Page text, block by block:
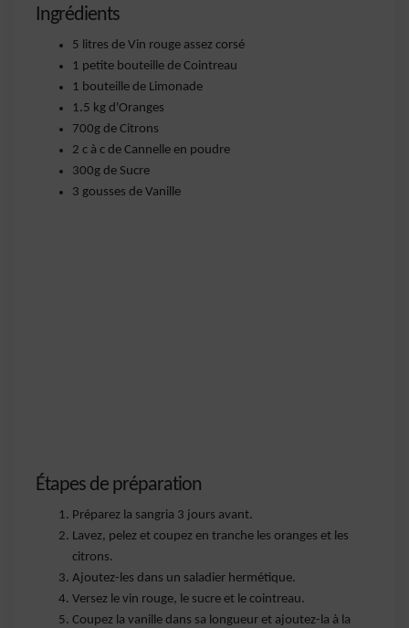
Ingrédients
5 litres de Vin rouge assez corsé
1 petite bouteille de Cointreau
1 bouteille de Limonade
1.5 kg d'Oranges
700g de Citrons
2 c à c de Cannelle en poudre
300g de Sucre
3 gousses de Vanille
Étapes de préparation
Préparez la sangria 3 jours avant.
Lavez, pelez et coupez en tranche les oranges et les
citrons.
Ajoutez-les dans un saladier hermétique.
Versez le vin rouge, le sucre et le cointreau.
Coupez la vanille dans sa longueur et ajoutez-la à la